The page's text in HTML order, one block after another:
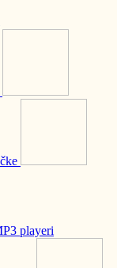
playeri